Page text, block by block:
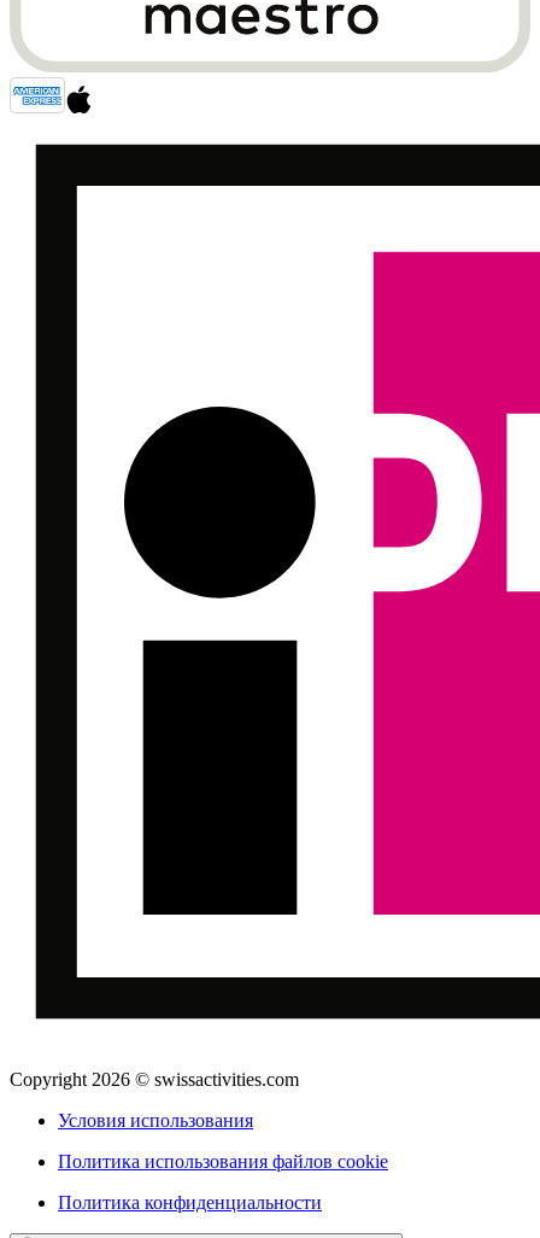
Copyright 2026 © swissactivities.com
Условия использования
Политика использования файлов cookie
Политика конфиденциальности